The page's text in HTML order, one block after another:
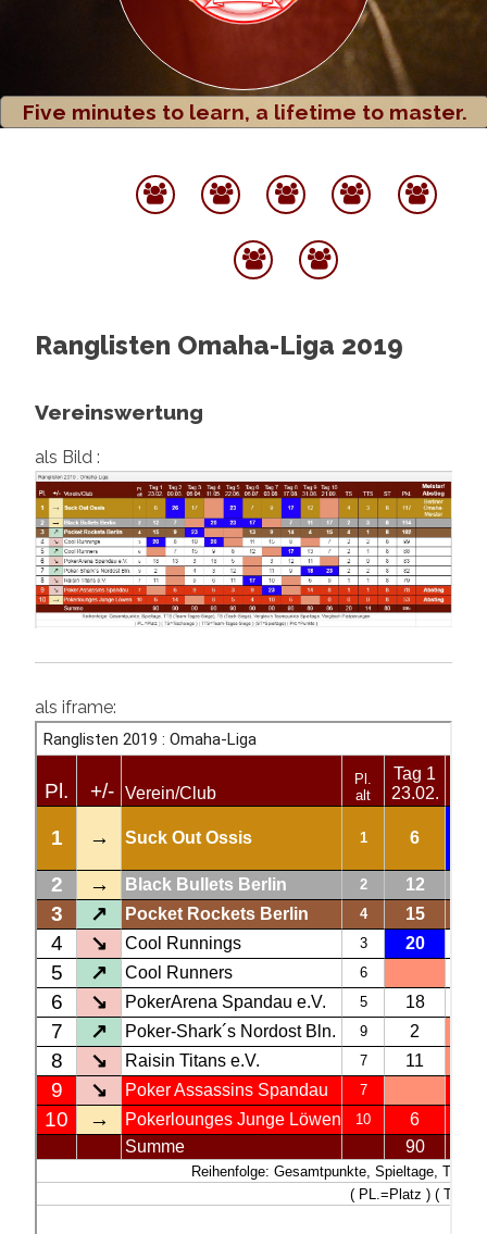
Five minutes to learn, a lifetime to master.
Archiv
&
Ranglisten Omaha-Liga 2019
Vereinswertung
als Bild :
als iframe: